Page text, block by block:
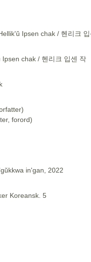
Ipsen chak / 헨리크
chak / 헨리크 입센 작
forord)
in'gan, 2022
Koreansk. 5